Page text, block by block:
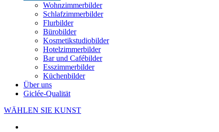
Wohnzimmerbilder
Schlafzimmerbilder
Flurbilder
Bürobilder
Kosmetikstudiobilder
Hotelzimmerbilder
Bar und Cafébilder
Esszimmerbilder
Küchenbilder
Über uns
Giclée-Qualität
WÄHLEN SIE KUNST